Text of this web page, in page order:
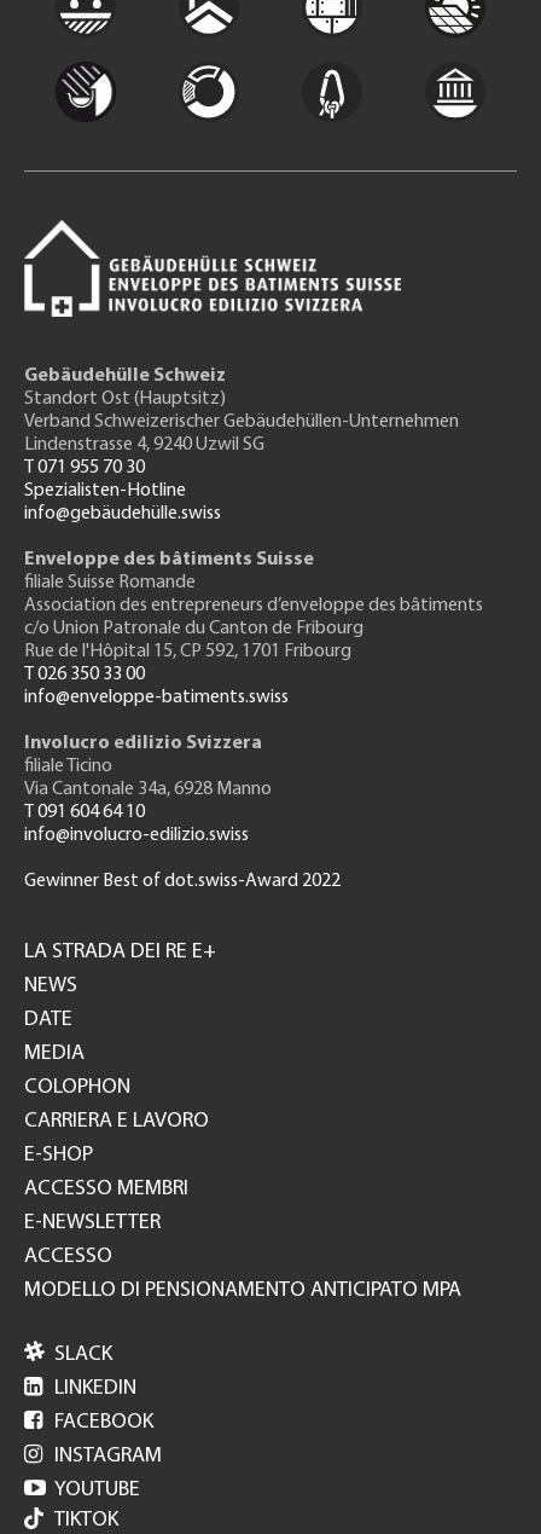
Gebäudehülle Schweiz
Standort Ost (Hauptsitz)
Verband Schweizerischer Gebäudehüllen-Unternehmen
Lindenstrasse 4, 9240 Uzwil SG
T 071 955 70 30
Spezialisten-Hotline
info@gebäudehülle.swiss
Enveloppe des bâtiments Suisse
filiale Suisse Romande
Association des entrepreneurs d’enveloppe des bâtiments
c/o Union Patronale du Canton de Fribourg
Rue de l'Hôpital 15, CP 592, 1701 Fribourg
T 026 350 33 00
info@enveloppe-batiments.swiss
Involucro edilizio Svizzera
filiale Ticino
Via Cantonale 34a, 6928 Manno
T 091 604 64 10
info@involucro-edilizio.swiss
Gewinner Best of dot.swiss-Award 2022
GH
LA STRADA DEI RE E+
NEWS
DATE
MEDIA
COLOPHON
CARRIERA E LAVORO
E-SHOP
ACCESSO MEMBRI
E-NEWSLETTER
ACCESSO
MODELLO DI PENSIONAMENTO ANTICIPATO MPA
 SLACK
 LINKEDIN
 FACEBOOK
 INSTAGRAM
 YOUTUBE
TIKTOK